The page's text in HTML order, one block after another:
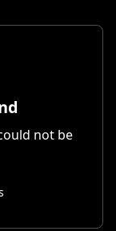
not be